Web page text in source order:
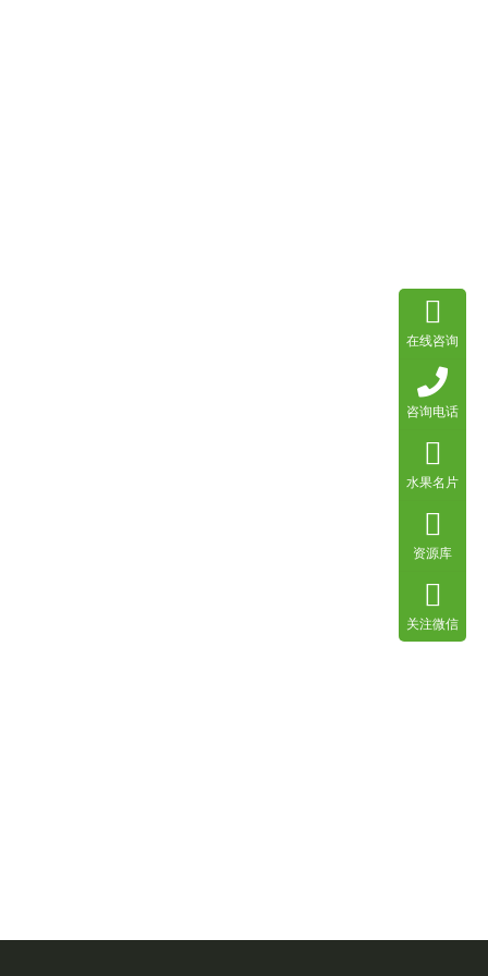
在线咨询
咨询电话
水果名片
资源库
关注微信